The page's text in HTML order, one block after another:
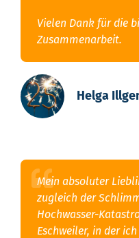
Vielen Dank für die
Zusammenarbeit.
Helga
Mein absoluter
zugleich der
Hochwasser-
Eschweiler, in der